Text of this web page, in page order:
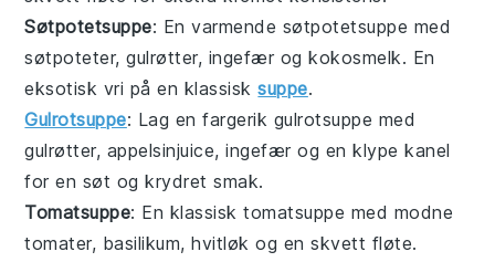
Søtpotetsuppe: En varmende søtpotetsuppe med
søtpoteter, gulrøtter, ingefær og kokosmelk. En
eksotisk vri på en klassisksuppe.
Gulrotsuppe: Lag en fargerik gulrotsuppe med
gulrøtter, appelsinjuice, ingefær og en klype kanel
for en søt og krydret smak.
Tomatsuppe: En klassisktomatsuppe med modne
tomater, basilikum, hvitløk og en skvett fløte.